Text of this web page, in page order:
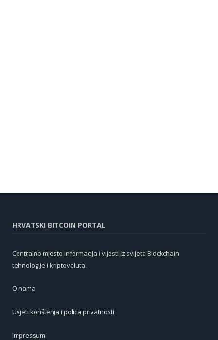
HRVATSKI BITCOIN PORTAL
Centralno mjesto informacija i vijesti iz svijeta Blockchain
tehnologije i kriptovaluta.
O nama
Uvjeti korištenja i polica privatnosti
Impressum